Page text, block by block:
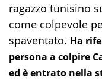
ragazzo tunisino
come colpevole
spaventato. Ha
persona a colpire
ed è entrato nella